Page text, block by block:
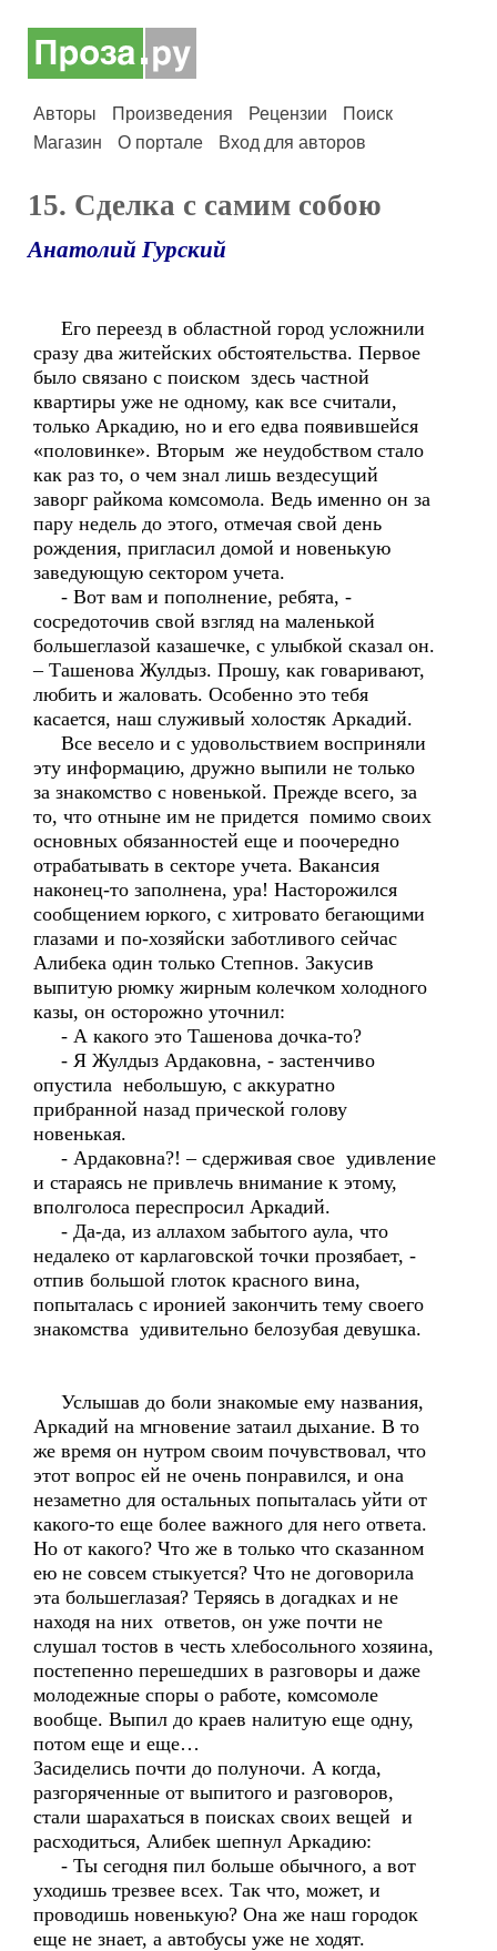
Авторы Произведения Рецензии
Поиск
Магазин
О портале Вход для авторов
15. Сделка с самим собою
Анатолий Гурский
Его переезд в областной город усложнили
сразу два житейских обстоятельства. Первое
было связано с поиском здесь частной
квартиры уже не одному, как все считали,
только Аркадию, но и его едва появившейся
«половинке». Вторым же неудобством стало
как раз то, о чем знал лишь вездесущий
заворг райкома комсомола. Ведь именно он за
пару недель до этого, отмечая свой день
рождения, пригласил домой и новенькую
заведующую сектором учета.
- Вот вам и пополнение, ребята, -
сосредоточив свой взгляд на маленькой
большеглазой казашечке, с улыбкой сказал он.
– Ташенова Жулдыз. Прошу, как говаривают,
любить и жаловать. Особенно это тебя
касается, наш служивый холостяк Аркадий.
Все весело и с удовольствием восприняли
эту информацию, дружно выпили не только
за знакомство с новенькой. Прежде всего, за
то, что отныне им не придется помимо своих
основных обязанностей еще и поочередно
отрабатывать в секторе учета. Вакансия
наконец-то заполнена, ура! Насторожился
сообщением юркого, с хитровато бегающими
глазами и по-хозяйски заботливого сейчас
Алибека один только Степнов. Закусив
выпитую рюмку жирным колечком холодного
казы, он осторожно уточнил:
- А какого это Ташенова дочка-то?
- Я Жулдыз Ардаковна, - застенчиво
опустила небольшую, с аккуратно
прибранной назад прической голову
новенькая.
- Ардаковна?! – сдерживая свое удивление
и стараясь не привлечь внимание к этому,
вполголоса переспросил Аркадий.
- Да-да, из аллахом забытого аула, что
недалеко от карлаговской точки прозябает, -
отпив большой глоток красного вина,
попыталась с иронией закончить тему своего
знакомства удивительно белозубая девушка.
Услышав до боли знакомые ему названия,
Аркадий на мгновение затаил дыхание. В то
же время он нутром своим почувствовал, что
этот вопрос ей не очень понравился, и она
незаметно для остальных попыталась уйти от
какого-то еще более важного для него ответа.
Но от какого? Что же в только что сказанном
ею не совсем стыкуется? Что не договорила
эта большеглазая? Теряясь в догадках и не
находя на них ответов, он уже почти не
слушал тостов в честь хлебосольного хозяина,
постепенно перешедших в разговоры и даже
молодежные споры о работе, комсомоле
вообще. Выпил до краев налитую еще одну,
потом еще и еще…
Засиделись почти до полуночи. А когда,
разгоряченные от выпитого и разговоров,
стали шарахаться в поисках своих вещей и
расходиться, Алибек шепнул Аркадию:
- Ты сегодня пил больше обычного, а вот
уходишь трезвее всех. Так что, может, и
проводишь новенькую? Она же наш городок
еще не знает, а автобусы уже не ходят.